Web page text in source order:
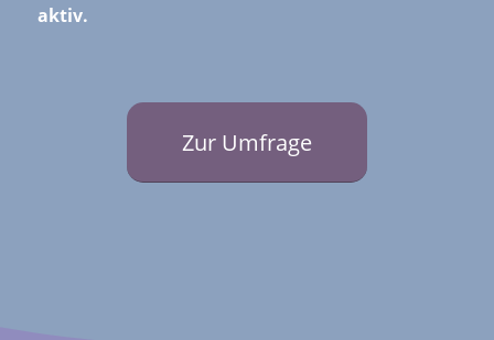
aktiv.
Zur Umfrage